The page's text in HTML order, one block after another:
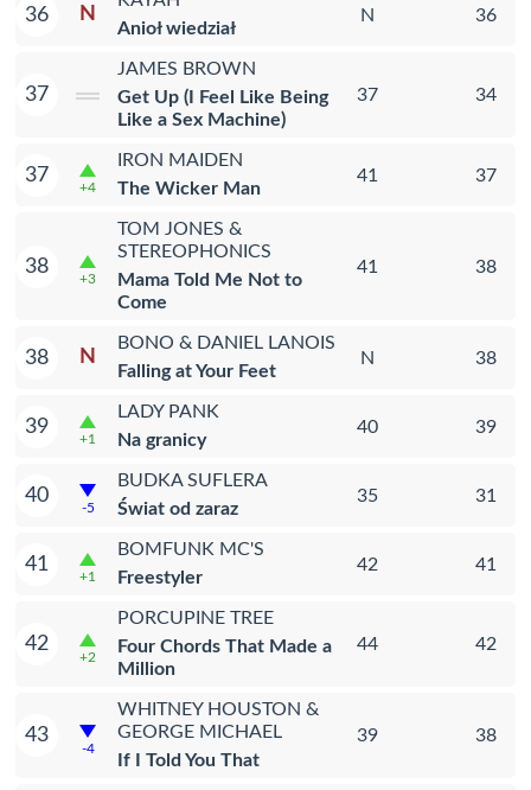
36 N
Anioł wiedział
N 36
37
JAMES BROWN
Get Up (I Feel Like Being
Like a Sex Machine)
37 34
37
+4
IRON MAIDEN
The Wicker Man
41 37
38
+3
TOM JONES &
STEREOPHONICS
Mama Told Me Not to
Come
41 38
38 N
BONO & DANIEL LANOIS
Falling at Your Feet
N 38
39
+1
LADY PANK
Na granicy
40 39
40
-5
BUDKA SUFLERA
Świat od zaraz
35 31
41
+1
BOMFUNK MC'S
Freestyler
42 41
42
+2
PORCUPINE TREE
Four Chords That Made a
Million
44 42
43
-4
WHITNEY HOUSTON &
GEORGE MICHAEL
If I Told You That
39 38